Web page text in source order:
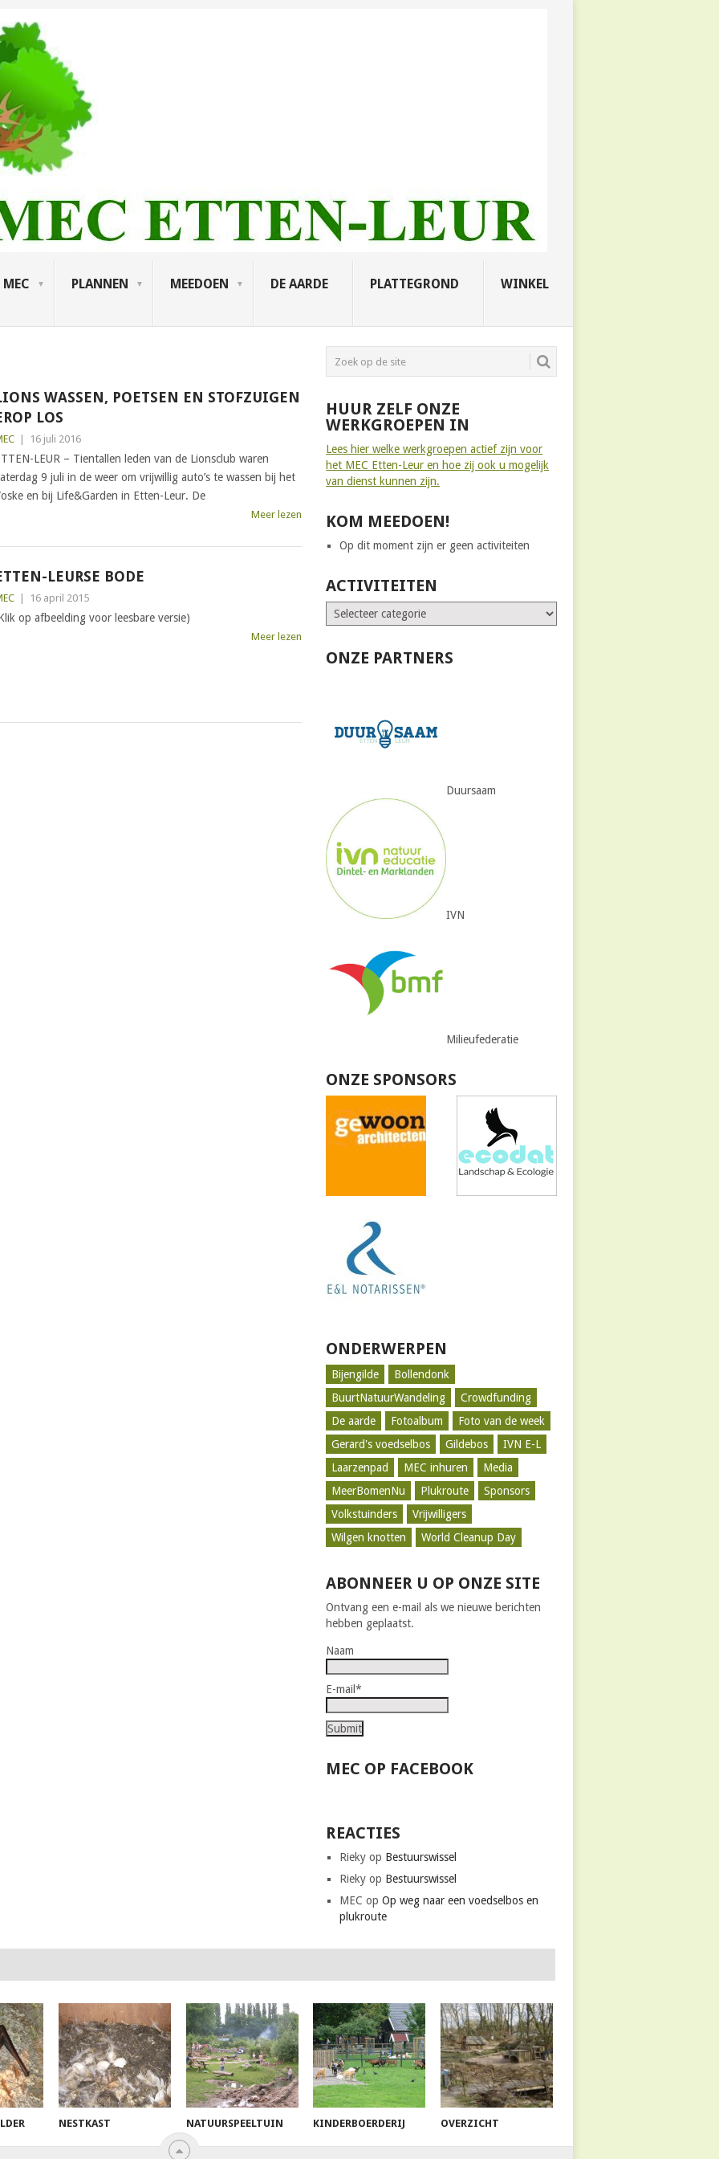
MEC PLANNEN MEEDOEN DE AARDE PLATTEGROND WINKEL
WASSEN, POETSEN EN STOFZUIGEN
LOS
16 juli 2016
LEUR – Tientallen leden van de Lionsclub waren
9 juli in de weer om vrijwillig auto’s te wassen bij het
en bij Life&Garden in Etten-Leur. De
Meer lezen
LEURSE BODE
16 april 2015
op afbeelding voor leesbare versie)
Meer lezen
HUUR ZELF ONZE
WERKGROEPEN IN
Lees hier welke werkgroepen actief zijn voor
het MEC Etten-Leur en hoe zij ook u mogelijk
van dienst kunnen zijn.
KOM MEEDOEN!
Op dit moment zijn er geen activiteiten
ACTIVITEITEN
ONZE PARTNERS
Duursaam
IVN
Milieufederatie
ONZE SPONSORS
ONDERWERPEN
Bijengilde
Bollendonk
BuurtNatuurWandeling
Crowdfunding
De aarde
Fotoalbum
Foto van de week
Gerard's voedselbos
Gildebos
IVN E-L
Laarzenpad
MEC inhuren
Media
MeerBomenNu
Plukroute
Sponsors
Volkstuinders
Vrijwilligers
Wilgen knotten
World Cleanup Day
ABONNEER U OP ONZE SITE
Ontvang een e-mail als we nieuwe berichten
hebben geplaatst.
Naam
E-mail*
MEC OP FACEBOOK
REACTIES
Rieky op Bestuurswissel
Rieky op Bestuurswissel
MEC opOp weg naar een voedselbos en
plukroute
NESTKAST NATUURSPEELTUIN KINDERBOERDERIJ OVERZICHT